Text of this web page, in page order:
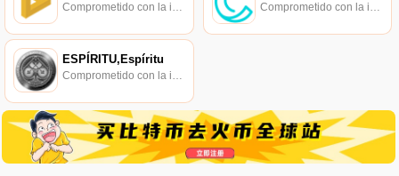
Comprometido con la investigación de políticas en los campos de las nuevas finanzas, las finanzas internacionales y los mercados financieros. Comprometido con la investigación de políticas en los campos de las nuevas finanzas, las finanzas internacionales y los mercados financieros.
ESPÍRITU,Espíritu
Comprometido con la investigación de políticas en los campos de las nuevas finanzas, las finanzas internacionales y los mercados financieros.